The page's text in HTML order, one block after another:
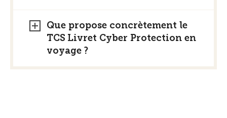
Que propose concrètement le
TCS Livret Cyber Protection en
voyage ?